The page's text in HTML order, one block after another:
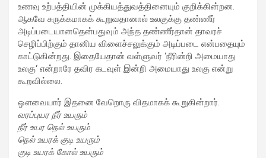
உணவு உற்பத்தியின் முக்கியத்துவத்தினையும் குறிக்கின்றன.
ஆகவே சுருக்கமாகக் கூறுவதானால் உலகுக்கு தண்ணீர்
அடிப்படையானதென்பதுவும் அந்த தண்ணீர்தான் தாவரச்
செழிப்பிற்கும் தானிய விளைச்சலுக்கும் அடிப்படை என்பதையும்
காட்டுகின்றது. இதையேதான் வள்ளுவர் ‘நீரின்றி அமையாது
உலகு‘ என்றாரே தவிர கடவுள் இன்றி அமையாது உலகு என்று
கூறவில்லை.
ஔவையார் இதனை வேறொரு விதமாகக் கூறுகின்றார்.
வரப்புயர நீர் உயரும்
நீர் உயர நெல் உயரும்
நெல் உயரக் குடி உயரும்
குடி உயரக் கோல் உயரும்